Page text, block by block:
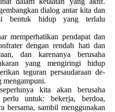
dialog antar kita dan
bentuk hidup yang terlalu
memperhatikan pendapat dan
dengan rendah hati dan
dan karenanya berusaha
yang mengiringi hidup
teguran persaudaraan de-
mengampuni.
kita akan berusaha
untuk: bekerja, berdoa,
bersama, sambil menggunakan